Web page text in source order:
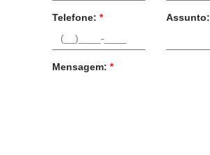
Telefone: * Assunto:
Mensagem: *